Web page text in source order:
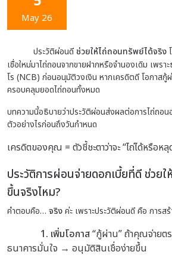
May 26
ประวัติผ่อนดีช่วยให้ไถ่ถอนทรัพย์ได้จริง
เชื่อใหม่มาไถ่ถอนจากขายฝากหรือจำนองเดิม เพร
โร (NCB) ก่อนอนุมัติวงเงิน หากเครดิตดี โอกาสกู้
ครอบคลุมยอดไถ่ถอนทั้งหมด
บทความนี้อธิบายว่าประวัติผ่อนส่งผลต่อการไถ่ถอน
ตัวอย่างไรก่อนถึงวันกำหนด
เครดิตของคุณ = ตัวชี้ชะตาว่าจะ “ไถ่ได้หรือหลุ
ประวัติการผ่อนจ่ายดอกเบี้ยที่ดี ช่วย
ขึ้นจริงไหม?
คำตอบคือ… จริงค่ะ เพราะประวัติผ่อนดี คือ การส
1. เพิ่มโอกาส“กู้ผ่าน”ถ้าคุณจ่ายต
ธนาคารมั่นใจ → อนุมัติสินเชื่อง่ายขึ้น